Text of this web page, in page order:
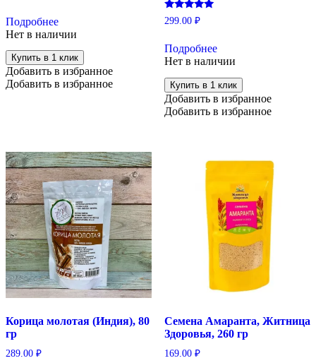
Подробнее
Нет в наличии
Купить в 1 клик
Добавить в избранное
Добавить в избранное
Оценка
5.00
299.00 ₽
Подробнее
Нет в наличии
Купить в 1 клик
Добавить в избранное
Добавить в избранное
Корица молотая (Индия), 80
гр
289.00 ₽
Семена Амаранта, Житница
Здоровья, 260 гр
169.00 ₽